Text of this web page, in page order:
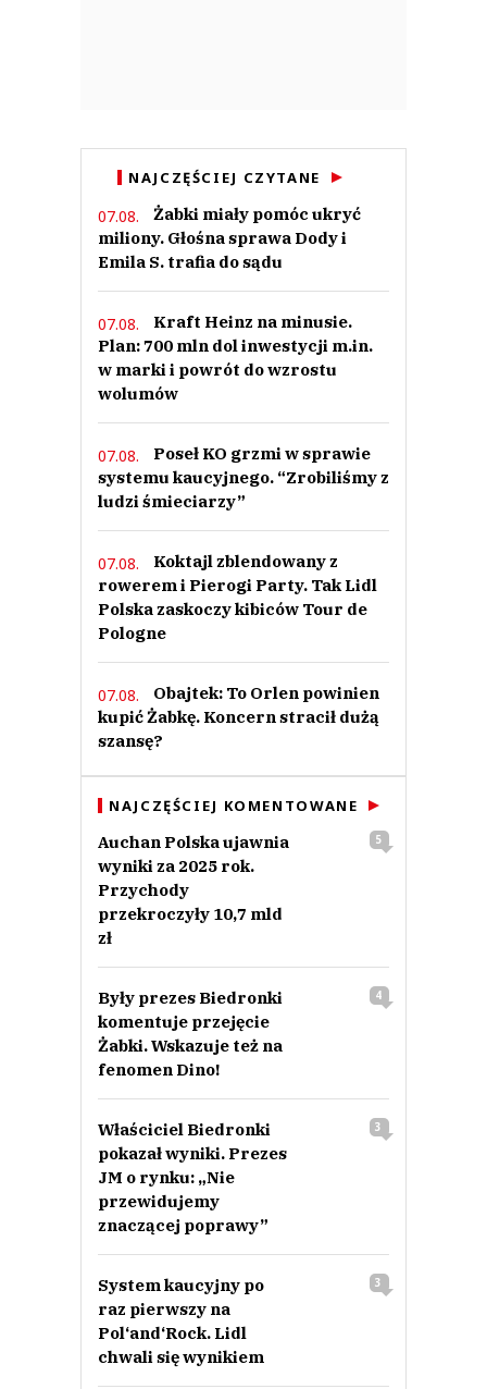
NAJCZĘŚCIEJ CZYTANE
07.08.
Żabki miały pomóc ukryć
miliony. Głośna sprawa Dody i
Emila S. trafia do sądu
07.08.
Kraft Heinz na minusie.
Plan: 700 mln dol inwestycji m.in.
w marki i powrót do wzrostu
wolumów
07.08.
Poseł KO grzmi w sprawie
systemu kaucyjnego. “Zrobiliśmy z
ludzi śmieciarzy”
07.08.
Koktajl zblendowany z
rowerem i Pierogi Party. Tak Lidl
Polska zaskoczy kibiców Tour de
Pologne
07.08.
Obajtek: To Orlen powinien
kupić Żabkę. Koncern stracił dużą
szansę?
NAJCZĘŚCIEJ KOMENTOWANE
Auchan Polska ujawnia
wyniki za 2025 rok.
Przychody
przekroczyły 10,7 mld
zł
5
Były prezes Biedronki
komentuje przejęcie
Żabki. Wskazuje też na
fenomen Dino!
4
Właściciel Biedronki
pokazał wyniki. Prezes
JM o rynku: „Nie
przewidujemy
znaczącej poprawy”
3
System kaucyjny po
raz pierwszy na
Pol‘and‘Rock. Lidl
chwali się wynikiem
3